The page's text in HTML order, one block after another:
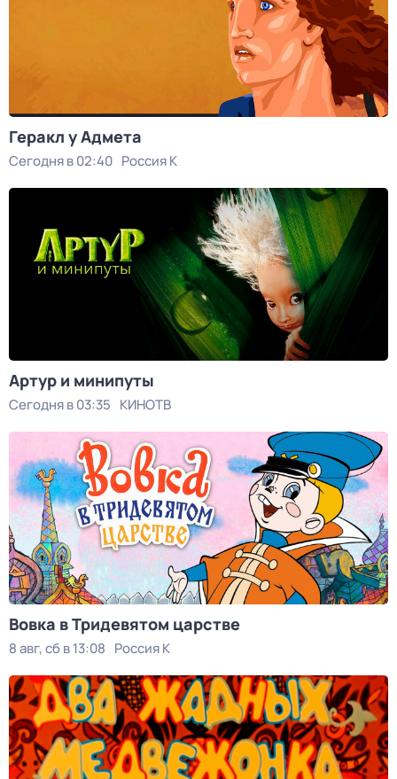
Геракл у Адмета
Сегодня в 02:40 Россия К
Артур и минипуты
Сегодня в 03:35 КИНОТВ
Вовка в Тридевятом царстве
8 авг, сб в 13:08 Россия К